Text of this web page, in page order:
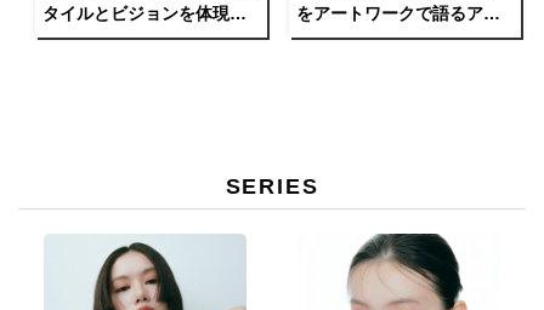
タイルとビジョンを体現し
たトゥルーワイヤレスイヤ
をアートワークで語るアニ
バーサリー カプセル コレク
SERIES